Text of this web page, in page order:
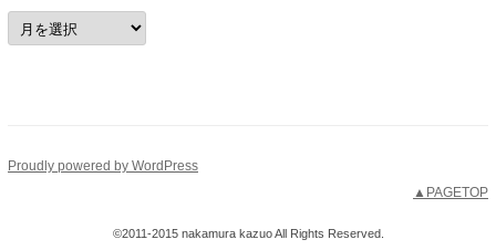
ア
ー
カ
Proudly powered by WordPress
▲PAGETOP
©2011-2015 nakamura kazuo All Rights Reserved.